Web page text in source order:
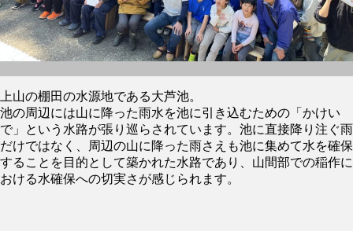
上山の棚田の水源地である大芦池。
池の周辺には山に降った雨水を池に引き込むための「かけい
で」という水路が張り巡らされています。池に直接降り注ぐ雨
だけではなく、周辺の山に降った雨さえも池に集めて水を確保
することを目的として築かれた水路であり、山間部での稲作に
おける水確保への切実さが感じられます。